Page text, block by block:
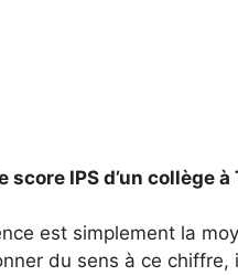
IPS d’un collège à
est simplement la
du sens à ce